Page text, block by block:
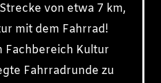
von etwa 7 km,
mit dem Fahrrad!
Fachbereich Kultur
Fahrradrunde zu